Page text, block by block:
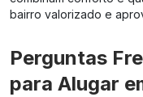
bairro valorizado e
Perguntas
para Alugar